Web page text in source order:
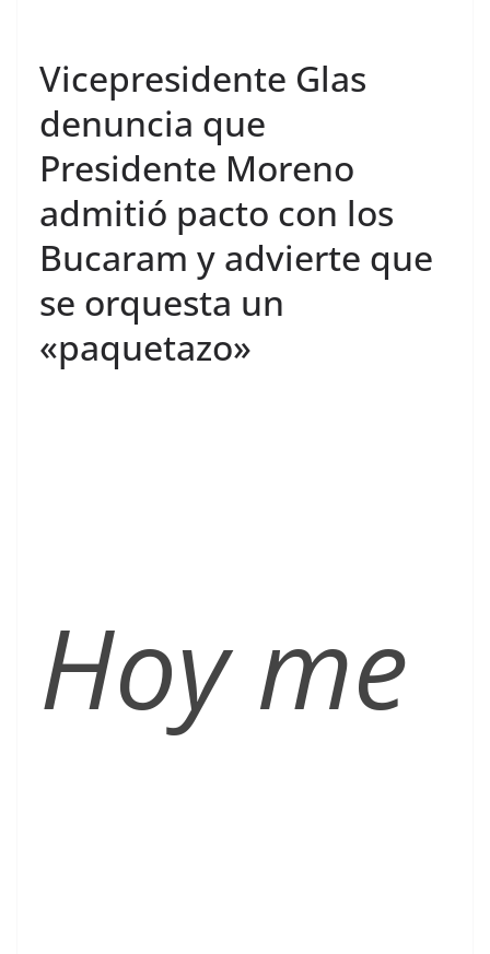
Vicepresidente Glas
denuncia que
Presidente Moreno
admitió pacto con los
Bucaram y advierte que
se orquesta un
«paquetazo»
Hoy me